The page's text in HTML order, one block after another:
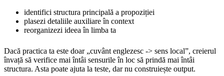
identifici structura principală a propoziției
plasezi detaliile auxiliare în context
reorganizezi ideea în limba ta
Dacă practica ta este doar „cuvânt englezesc -> sens local”, creierul
învață să verifice mai întâi sensurile în loc să prindă mai întâi
structura. Asta poate ajuta la teste, dar nu construiește output.